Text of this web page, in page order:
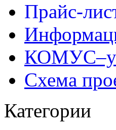
Прайс-
Схема
Категории